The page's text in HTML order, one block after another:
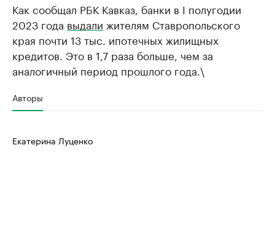
Как сообщал РБК Кавказ, банки в I полугодии
2023 года выдали жителям Ставропольского
края почти 13 тыс. ипотечных жилищных
кредитов. Это в 1,7 раза больше, чем за
аналогичный период прошлого года.\
Авторы
Екатерина Луценко